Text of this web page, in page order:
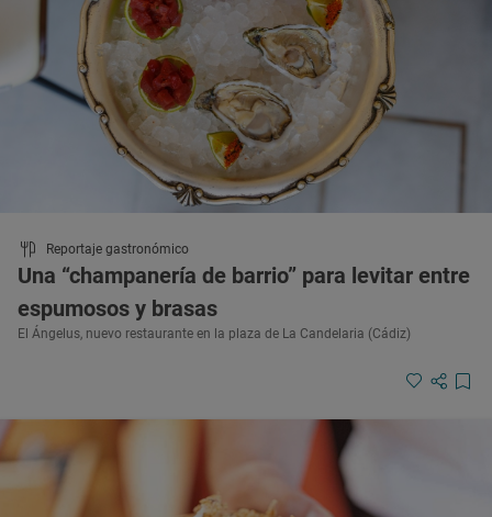
Reportaje gastronómico
Una “champanería de barrio” para levitar entre
espumosos y brasas
El Ángelus, nuevo restaurante en la plaza de La Candelaria (Cádiz)